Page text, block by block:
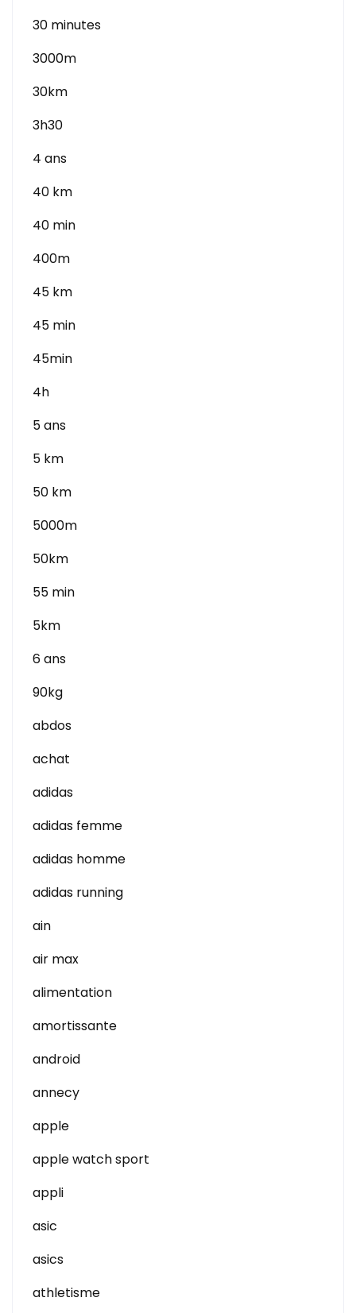
30 minutes
3000m
30km
3h30
4 ans
40 km
40 min
400m
45 km
45 min
45min
4h
5 ans
5 km
50 km
5000m
50km
55 min
5km
6 ans
90kg
abdos
achat
adidas
adidas femme
adidas homme
adidas running
ain
air max
alimentation
amortissante
android
annecy
apple
apple watch sport
appli
asic
asics
athletisme